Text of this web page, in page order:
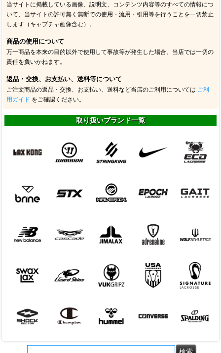
当サイトに掲載している画像、説明文、コンテンツ内容等のすべての情報につ
いて、当サイトの許可無く無断での使用・流用・引用等を行うことを一切禁止
します（キャプチャ画像含む）。
商品の使用について
万一商品を本来の目的以外で使用して事故等が発生した場合、当店では一切の
責任を負いかねます。
返品・交換、お支払い、送料等について
ご注文商品の返品・交換、お支払い、送料など当店のご利用については ご利
用ガイド をご確認ください。
取り扱いブランド一覧